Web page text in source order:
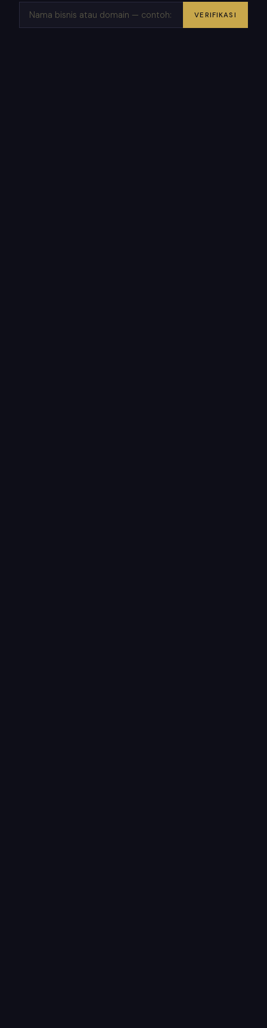
VERIFIKASI